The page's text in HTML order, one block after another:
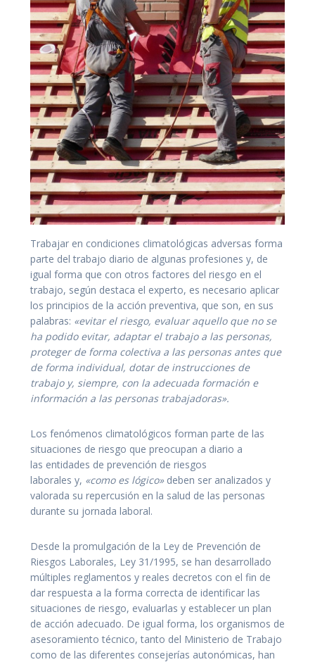
Trabajar en condiciones climatológicas adversas forma
parte del trabajo diario de algunas profesiones y, de
igual forma que con otros factores del riesgo en el
trabajo, según destaca el experto, es necesario aplicar
los principios de la acción preventiva, que son, en sus
palabras: «evitar el riesgo, evaluar aquello que no se
ha podido evitar, adaptar el trabajo a las personas,
proteger de forma colectiva a las personas antes que
de forma individual, dotar de instrucciones de
trabajo y, siempre, con la adecuada formación e
información a las personas trabajadoras».
Los fenómenos climatológicos forman parte de las
situaciones de riesgo que preocupan a diario a
las entidades de prevención de riesgos
laborales y, «como es lógico»deben ser analizados y
valorada su repercusión en la salud de las personas
durante su jornada laboral.
Desde la promulgación de la Ley de Prevención de
Riesgos Laborales, Ley 31/1995, se han desarrollado
múltiples reglamentos y reales decretos con el fin de
dar respuesta a la forma correcta de identificar las
situaciones de riesgo, evaluarlas y establecer un plan
de acción adecuado. De igual forma, los organismos de
asesoramiento técnico, tanto del Ministerio de Trabajo
como de las diferentes consejerías autonómicas, han